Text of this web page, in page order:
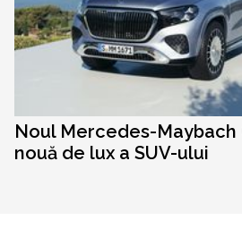
Noul Mercedes-Maybach
nouă de lux a SUV-ului